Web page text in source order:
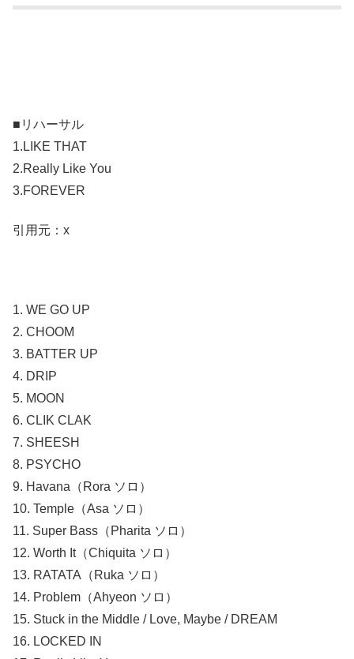
■リハーサル
1.LIKE THAT
2.Really Like You
3.FOREVER
引用元：x
1. WE GO UP
2. CHOOM
3. BATTER UP
4. DRIP
5. MOON
6. CLIK CLAK
7. SHEESH
8. PSYCHO
9. Havana（Rora ソロ）
10. Temple（Asa ソロ）
11. Super Bass（Pharita ソロ）
12. Worth It（Chiquita ソロ）
13. RATATA（Ruka ソロ）
14. Problem（Ahyeon ソロ）
15. Stuck in the Middle / Love, Maybe / DREAM
16. LOCKED IN